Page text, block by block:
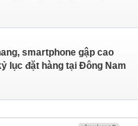
smartphone gập cao
lục đặt hàng tại Đông Nam